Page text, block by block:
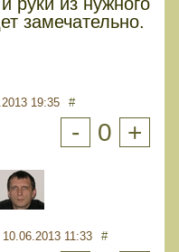
замечательно.
19:35 #
- 0 +
10.06.2013 11:33 #